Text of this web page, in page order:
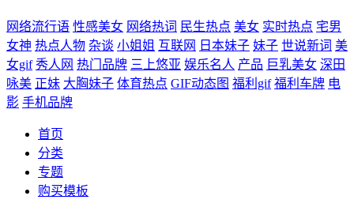
网络流行语 性感美女 网络热词 民生热点 美女 实时热点 宅男
女神 热点人物 杂谈 小姐姐 互联网 日本妹子 妹子 世说新词 美
女gif 秀人网 热门品牌 三上悠亚 娱乐名人 产品 巨乳美女 深田
咏美 正妹 大胸妹子 体育热点 GIF动态图 福利gif 福利车牌 电
影 手机品牌
首页
分类
专题
购买模板